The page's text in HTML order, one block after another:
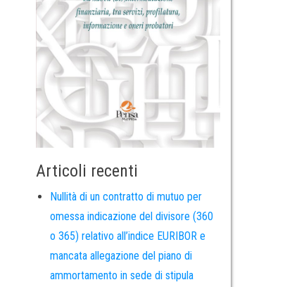
Articoli recenti
Nullità di un contratto di mutuo per
omessa indicazione del divisore (360
o 365) relativo all’indice EURIBOR e
mancata allegazione del piano di
ammortamento in sede di stipula